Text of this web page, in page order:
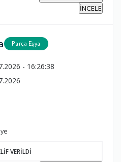
İNCELE
Parça Eşya
- 16:26:38
VERİLDİ